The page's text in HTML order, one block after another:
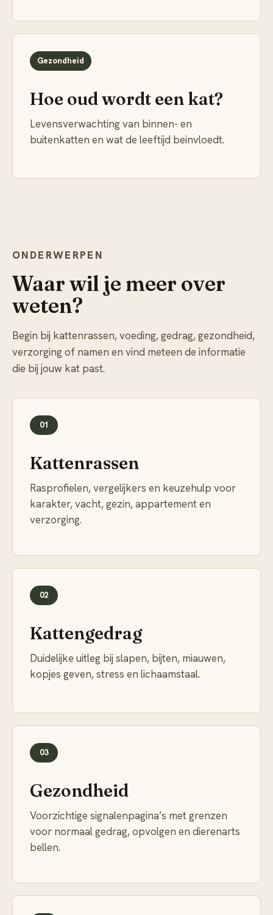
Gezondheid
Hoe oud wordt een kat?
Levensverwachting van binnen- en
buitenkatten en wat de leeftijd beinvloedt.
ONDERWERPEN
Waar wil je meer over
weten?
Begin bij kattenrassen, voeding, gedrag, gezondheid,
verzorging of namen en vind meteen de informatie
die bij jouw kat past.
01
Kattenrassen
Rasprofielen, vergelijkers en keuzehulp voor
karakter, vacht, gezin, appartement en
verzorging.
02
Kattengedrag
Duidelijke uitleg bij slapen, bijten, miauwen,
kopjes geven, stress en lichaamstaal.
03
Gezondheid
Voorzichtige signalenpagina’s met grenzen
voor normaal gedrag, opvolgen en dierenarts
bellen.